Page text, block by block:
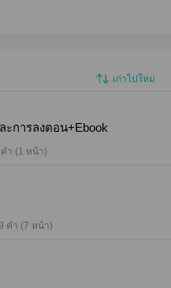
ไม่มีใครมองเห็น และมีแค่เขา
ญญาณของความโชคร้ายที่ตาม
ป็นพระเอก ก่อนที่ตอนจบจะ
าะไม่สามารถอยู่ร่วมกับคนที่
วเองได้ลง โดยการจะแก้ไข
ที่มีชะตากรรมใกล้เคียงกันให้
นนั้นที่ 'สำนักงานรับจ้างสารพัด
นเกินไป โดยกำหนดการเล่ม 2
เก่าไปใหม่
ะการลงตอน+Ebook
ำ (1 หน้า)
คำ (7 หน้า)